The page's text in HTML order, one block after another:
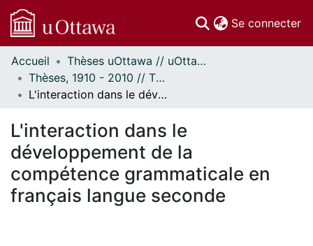
Se connecter
Communautés
et collections
Parcourir
À propos
Accueil
Thèses uOttawa // uOttawa Theses
Thèses, 1910 - 2010 // Theses, 1910 - 2010
L'interaction dans le développement de la compétence grammaticale en français langue seconde
L'interaction dans le
développement de la
compétence grammaticale en
français langue seconde